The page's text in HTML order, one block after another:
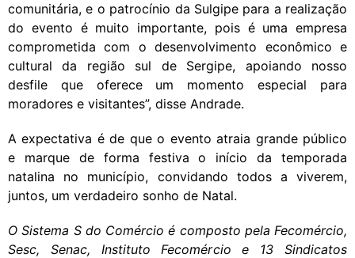
comunitária, e o patrocínio da Sulgipe para a realização
do evento é muito importante, pois é uma empresa
comprometida com o desenvolvimento econômico e
cultural da região sul de Sergipe, apoiando nosso
desfile que oferece um momento especial para
moradores e visitantes”, disse Andrade.
A expectativa é de que o evento atraia grande público
e marque de forma festiva o início da temporada
natalina no município, convidando todos a viverem,
juntos, um verdadeiro sonho de Natal.
O Sistema S do Comércio é composto pela Fecomércio,
Sesc, Senac, Instituto Fecomércio e 13 Sindicatos